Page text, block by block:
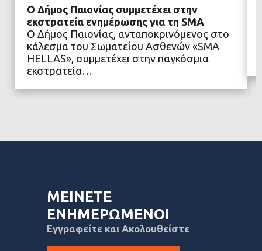
ΔΙΑΒΑΣΤΕ ΠΕΡΙΣΣΟΤΕΡΑ
Ο Δήμος Παιονίας συμμετέχει στην
εκστρατεία ενημέρωσης για τη SMA
Ο Δήμος Παιονίας, ανταποκρινόμενος στο
κάλεσμα του Σωματείου Ασθενών «SMA
HELLAS», συμμετέχει στην παγκόσμια
εκστρατεία…
ΜΕΙΝΕΤΕ
ΕΝΗΜΕΡΩΜΕΝΟΙ
Εγγραφείτε και Ακολουθείστε